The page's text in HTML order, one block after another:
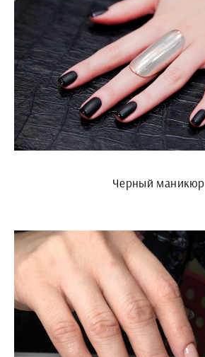
Черный маникюр